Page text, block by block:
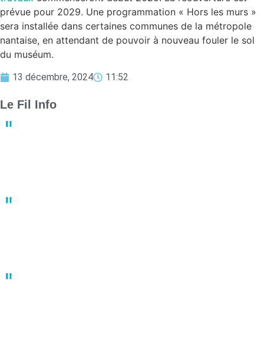
prévue pour 2029. Une programmation « Hors les murs »
sera installée dans certaines communes de la métropole
nantaise, en attendant de pouvoir à nouveau fouler le sol
du muséum.
13 décembre, 2024 11:52
Le Fil Info